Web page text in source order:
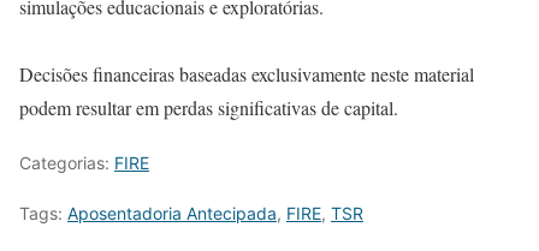
simulações educacionais e exploratórias.
Decisões financeiras baseadas exclusivamente neste material
podem resultar em perdas significativas de capital.
Categorias: FIRE
Tags: Aposentadoria Antecipada, FIRE, TSR